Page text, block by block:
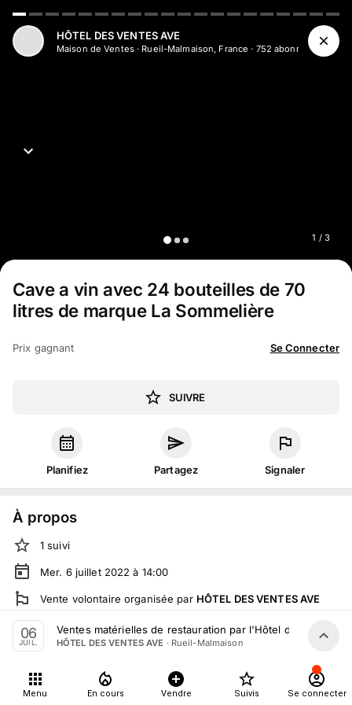
1 / 3
HÔTEL DES VENTES AVE
Maison de Ventes· Rueil-Malmaison, France · 752 abonné s
Cave a vin avec 24 bouteilles de 70
litres de marque La Sommelière
Prix gagnant Se Connecter
SUIVRE
Planifiez Partagez Signaler
À propos
1 suivi
Mer. 6 juillet 2022 à 14:00
Vente volontaire organisée par HÔTEL DES VENTES AVE
En salle :
2 Bd du Général de Gaulle, 92500 Rueil-
Malmaison, France
Tout le monde peut participer
06
JUIL.
Ventes matérielles de restauration par l'Hôtel des ventes
HÔTEL DES VENTES AVE · Rueil-Malmaison
Menu En cours Vendre Suivis Se connecter